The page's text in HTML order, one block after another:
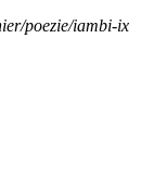
poezie/iambi-ix